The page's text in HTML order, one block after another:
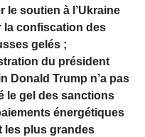
le soutien à l’Ukraine
la confiscation des
gelés ;
du président
Donald Trump n’a pas
le gel des sanctions
énergétiques
les plus grandes